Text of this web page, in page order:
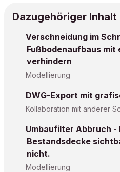
Dazugehöriger Inhalt
Verschneidung im
Fußbodenaufbaus
verhindern
Modellierung
DWG-Export mit
Kollaboration mit anderer
Umbaufilter Abbruch -
Bestandsdecke
nicht.
Modellierung